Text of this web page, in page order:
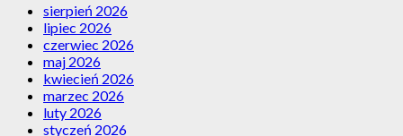
sierpień 2026
lipiec 2026
czerwiec 2026
maj 2026
kwiecień 2026
marzec 2026
luty 2026
styczeń 2026